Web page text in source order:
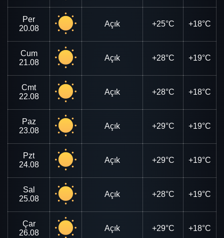
Per
20.08
Açık +25°C +18°C
Cum
21.08
Açık +28°C +19°C
Cmt
22.08
Açık +28°C +18°C
Paz
23.08
Açık +29°C +19°C
Pzt
24.08
Açık +29°C +19°C
Sal
25.08
Açık +28°C +19°C
Çar
26.08
Açık +29°C +18°C